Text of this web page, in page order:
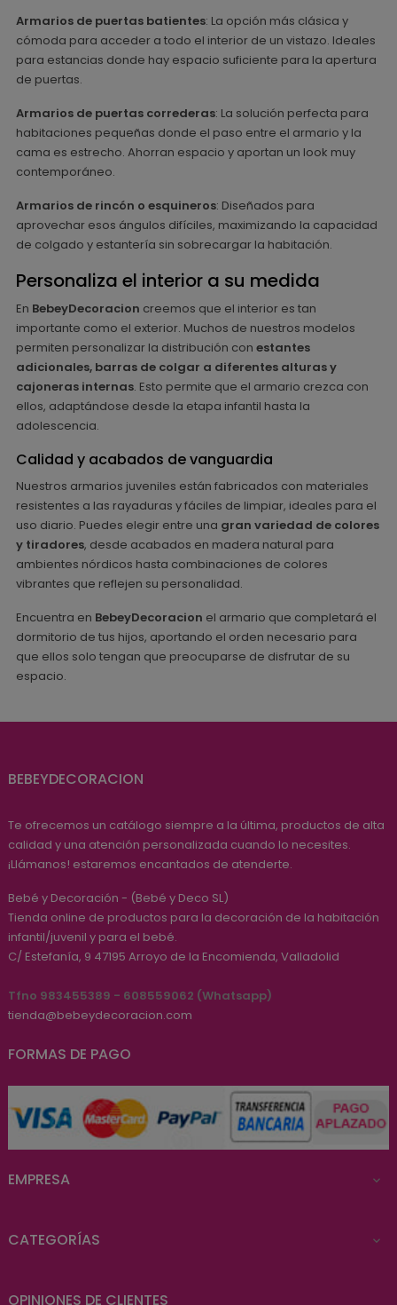
Armarios de puertas batientes: La opción más clásica y
cómoda para acceder a todo el interior de un vistazo. Ideales
para estancias donde hay espacio suficiente para la apertura
de puertas.
Armarios de puertas correderas: La solución perfecta para
habitaciones pequeñas donde el paso entre el armario y la
cama es estrecho. Ahorran espacio y aportan un look muy
contemporáneo.
Armarios de rincón o esquineros: Diseñados para
aprovechar esos ángulos difíciles, maximizando la capacidad
de colgado y estantería sin sobrecargar la habitación.
Personaliza el interior a su medida
En BebeyDecoracion creemos que el interior es tan
importante como el exterior. Muchos de nuestros modelos
permiten personalizar la distribución con estantes
adicionales, barras de colgar a diferentes alturas y
cajoneras internas. Esto permite que el armario crezca con
ellos, adaptándose desde la etapa infantil hasta la
adolescencia.
Calidad y acabados de vanguardia
Nuestros armarios juveniles están fabricados con materiales
resistentes a las rayaduras y fáciles de limpiar, ideales para el
uso diario. Puedes elegir entre una gran variedad de colores
y tiradores, desde acabados en madera natural para
ambientes nórdicos hasta combinaciones de colores
vibrantes que reflejen su personalidad.
Encuentra en BebeyDecoracion el armario que completará el
dormitorio de tus hijos, aportando el orden necesario para
que ellos solo tengan que preocuparse de disfrutar de su
espacio.
BEBEYDECORACION
Te ofrecemos un catálogo siempre a la última, productos de alta
calidad y una atención personalizada cuando lo necesites.
¡Llámanos! estaremos encantados de atenderte.
Bebé y Decoración - (Bebé y Deco SL)
Tienda online de productos para la decoración de la habitación
infantil/juvenil y para el bebé.
C/ Estefanía, 9 47195 Arroyo de la Encomienda, Valladolid
Tfno 983455389 - 608559062 (Whatsapp)
tienda@bebeydecoracion.com
FORMAS DE PAGO
EMPRESA 
CATEGORÍAS 
OPINIONES DE CLIENTES